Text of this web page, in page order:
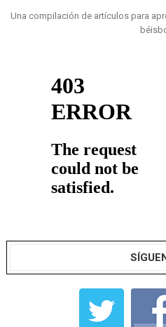
Una compilación de artículos para